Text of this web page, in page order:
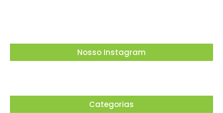
Nosso Instagram
Categorias